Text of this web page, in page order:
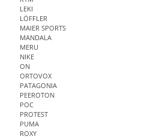
LEKI
LÖFFLER
MAIER SPORTS
MANDALA
MERU
NIKE
ON
ORTOVOX
PATAGONIA
PEEROTON
POC
PROTEST
PUMA
ROXY